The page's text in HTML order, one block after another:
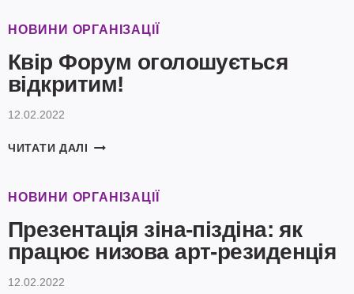
ПРОТИВ
ГЕНДЕРНОГО
НАСИЛИЯ”
НОВИНИ ОРГАНІЗАЦІЇ
Квір Форум оголошується
відкритим!
12.02.2022
ЧИТАТИ ДАЛІ КВІР
ВІДКРИТИМ!
НОВИНИ ОРГАНІЗАЦІЇ
Презентація зіна-піздіна: як
працює низова арт-резиденція
12.02.2022